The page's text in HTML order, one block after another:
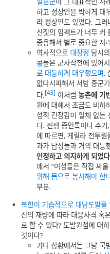
하고 정상인을 박하게 대
리 정상인도 있었다. 그
신짓의 임펙트가 너무 커
중용해서 별로 중요한 자
역사적으로 대장정 당시
콩들은 군사작전에 있어서
로 대등하게 대우했으며,
없다시피해서 서방 종군
다.[43] 이처럼농촌에 기
원에 대해서 조금도 비하
성적 긴장감이 일체 없는
다. 전쟁 증언록이나 수
에 따르면, 게릴라 전투
과가 남성들과 거의 대등
인정하고 의지하게 되었다
에서 "여성들은 직접 싸
위해 몸으로 봉사해야 한
부분.
북한이 기습적으로 대남도발을
신의 재량에 따라 대응사격 혹
로 할 수 있다? 도발원점에 대
것이다?
기타 상황에서는 그냥 국